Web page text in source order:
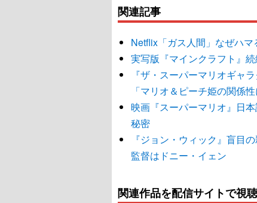
関連記事
Netflix「ガス人間」なぜハ
実写版『マインクラフト』
『ザ・スーパーマリオギャ
「マリオ＆ピーチ姫の関係性
映画『スーパーマリオ』日
秘密
『ジョン・ウィック』盲目
監督はドニー・イェン
関連作品を配信サイトで視聴